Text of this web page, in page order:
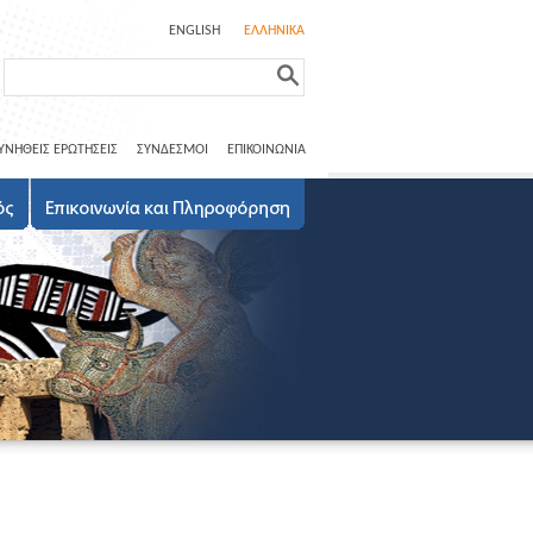
ENGLISH ΕΛΛΗΝΙΚΑ
ΕΡΩΤΗΣΕΙΣ ΣΥΝΔΕΣΜΟΙ ΕΠΙΚΟΙΝΩΝΙΑ